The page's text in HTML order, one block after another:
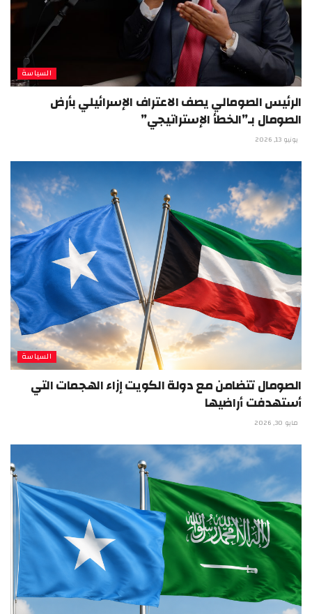
السياسة
الرئيس الصومالي يصف الاعتراف الإسرائيلي بأرض
الصومال بـ”الخطأ الإستراتيجي”
يونيو 13, 2026
السياسة
الصومال تتضامن مع دولة الكويت إزاء الهجمات التي
أستهدفت أراضيها
مايو 30, 2026